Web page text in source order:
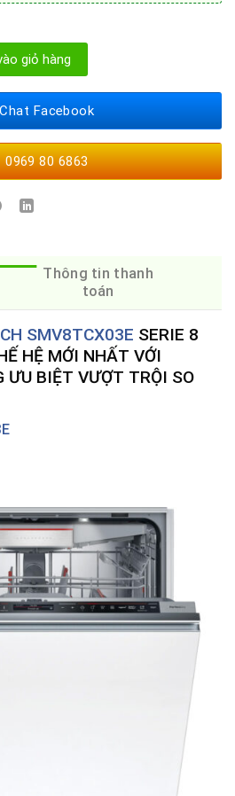
số lượng
giỏ hàng
Chat Facebook
0969 80 6863
Thông tin thanh
toán
SMV8TCX03E SERIE 8
HỆ MỚI NHẤT VỚI
ƯU BIỆT VƯỢT TRỘI SO